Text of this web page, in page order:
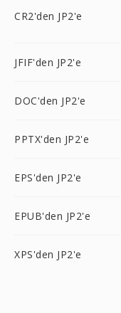
CR2'den JP2'e
JFIF'den JP2'e
DOC'den JP2'e
PPTX'den JP2'e
EPS'den JP2'e
EPUB'den JP2'e
XPS'den JP2'e